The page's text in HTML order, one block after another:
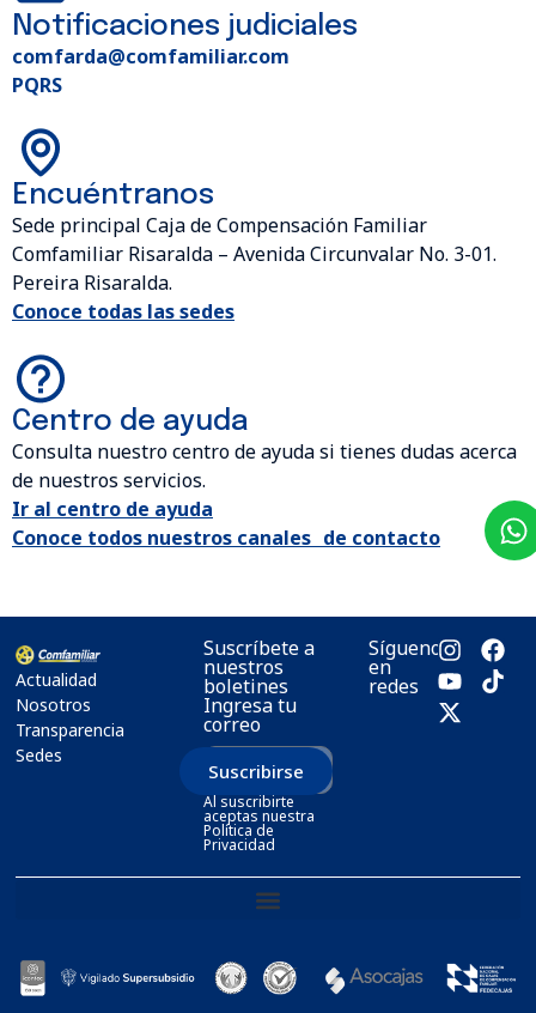
Notificaciones judiciales
comfarda@comfamiliar.com
PQRS
Encuéntranos
Sede principal Caja de Compensación Familiar
Comfamiliar Risaralda – Avenida Circunvalar No. 3-01.
Pereira Risaralda.
Conoce todas las sedes
Centro de ayuda
Consulta nuestro centro de ayuda si tienes dudas acerca
de nuestros servicios.
Ir al centro de ayuda
Conoce todos nuestros canales de contacto
Actualidad
Nosotros
Transparencia
Sedes
Suscríbete a
nuestros
boletines
Ingresa tu
correo
Suscribirse
Al suscribirte
aceptas nuestra
Política de
Privacidad
Síguenos
en
redes